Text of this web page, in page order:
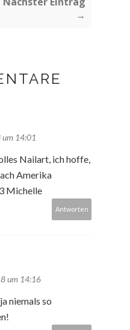
→
14:01
Nailart, ich hoffe,
Amerika
Michelle
Antworten
um 14:16
niemals so